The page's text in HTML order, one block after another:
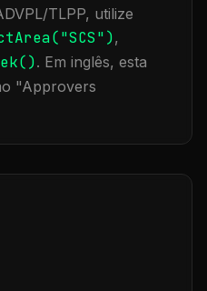
TLPP, utilize
SCS"),
. Em inglês, esta
"Approvers